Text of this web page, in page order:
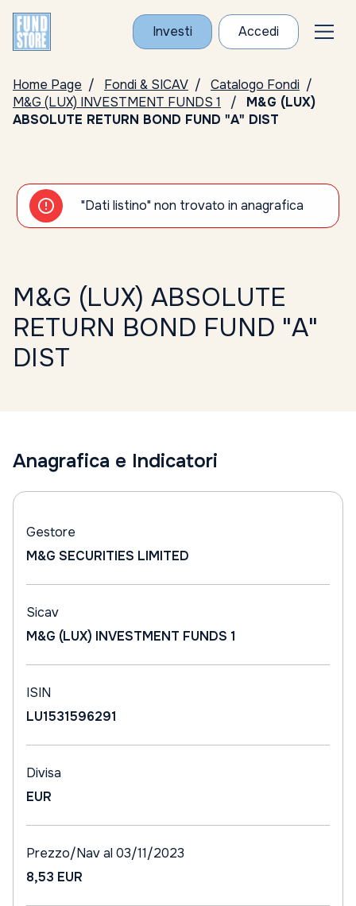
Investi Accedi
Home Page Fondi & SICAV
Catalogo Fondi
M&G (LUX) INVESTMENT FUNDS 1
M&G (LUX)
ABSOLUTE RETURN BOND FUND "A" DIST
"Dati listino" non trovato in anagrafica
M&G (LUX) ABSOLUTE
RETURN BOND FUND "A"
DIST
Anagrafica e Indicatori
Gestore
M&G SECURITIES LIMITED
Sicav
M&G (LUX) INVESTMENT FUNDS 1
ISIN
LU1531596291
Divisa
EUR
Prezzo/Nav al 03/11/2023
8,53 EUR